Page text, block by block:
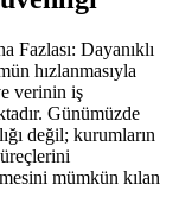
Fazlası: Dayanıklı
hızlanmasıyla
verinin iş
Günümüzde
değil; kurumların
mümkün kılan